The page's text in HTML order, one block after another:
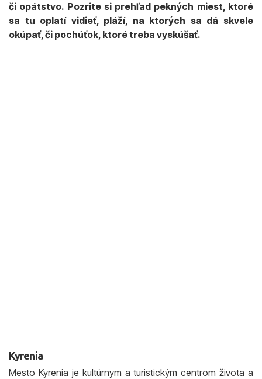
či opátstvo. Pozrite si prehľad pekných miest, ktoré
sa tu oplatí vidieť, pláží, na ktorých sa dá skvele
okúpať, či pochúťok, ktoré treba vyskúšať.
Kyrenia
Mesto Kyrenia je kultúrnym a turistickým centrom života a